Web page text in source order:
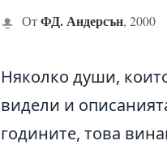
ОтФД. Андерсън, 2000
Няколко души,
видели и
годините, това